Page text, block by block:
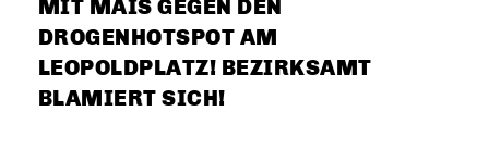
MIT MAIS GEGEN DEN
DROGENHOTSPOT AM
LEOPOLDPLATZ! BEZIRKSAMT
BLAMIERT SICH!